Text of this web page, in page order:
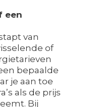
een
van
of
bepaalde
je aan toe
als de prijs
Bij